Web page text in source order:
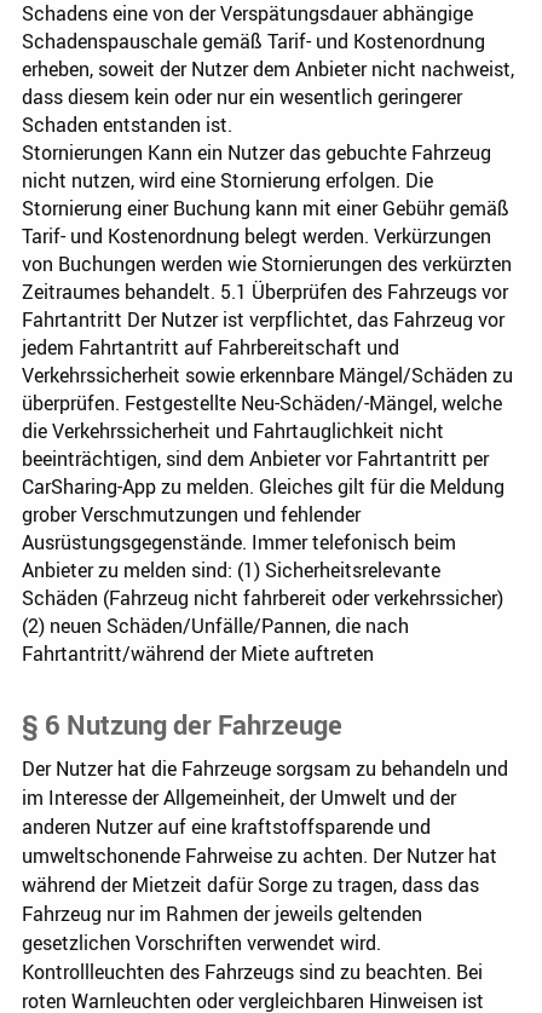
Schadens eine von der Verspätungsdauer abhängige
Schadenspauschale gemäß Tarif- und Kostenordnung
erheben, soweit der Nutzer dem Anbieter nicht nachweist,
dass diesem kein oder nur ein wesentlich geringerer
Schaden entstanden ist.
Stornierungen Kann ein Nutzer das gebuchte Fahrzeug
nicht nutzen, wird eine Stornierung erfolgen. Die
Stornierung einer Buchung kann mit einer Gebühr gemäß
Tarif- und Kostenordnung belegt werden. Verkürzungen
von Buchungen werden wie Stornierungen des verkürzten
Zeitraumes behandelt. 5.1 Überprüfen des Fahrzeugs vor
Fahrtantritt Der Nutzer ist verpflichtet, das Fahrzeug vor
jedem Fahrtantritt auf Fahrbereitschaft und
Verkehrssicherheit sowie erkennbare Mängel/Schäden zu
überprüfen. Festgestellte Neu-Schäden/-Mängel, welche
die Verkehrssicherheit und Fahrtauglichkeit nicht
beeinträchtigen, sind dem Anbieter vor Fahrtantritt per
CarSharing-App zu melden. Gleiches gilt für die Meldung
grober Verschmutzungen und fehlender
Ausrüstungsgegenstände. Immer telefonisch beim
Anbieter zu melden sind: (1) Sicherheitsrelevante
Schäden (Fahrzeug nicht fahrbereit oder verkehrssicher)
(2) neuen Schäden/Unfälle/Pannen, die nach
Fahrtantritt/während der Miete auftreten
§ 6 Nutzung der Fahrzeuge
Der Nutzer hat die Fahrzeuge sorgsam zu behandeln und
im Interesse der Allgemeinheit, der Umwelt und der
anderen Nutzer auf eine kraftstoffsparende und
umweltschonende Fahrweise zu achten. Der Nutzer hat
während der Mietzeit dafür Sorge zu tragen, dass das
Fahrzeug nur im Rahmen der jeweils geltenden
gesetzlichen Vorschriften verwendet wird.
Kontrollleuchten des Fahrzeugs sind zu beachten. Bei
roten Warnleuchten oder vergleichbaren Hinweisen ist